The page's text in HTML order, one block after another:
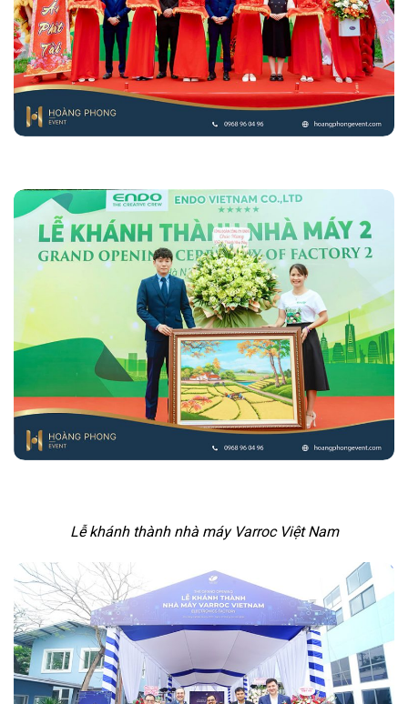
Lễ khánh thành nhà máy Varroc Việt Nam